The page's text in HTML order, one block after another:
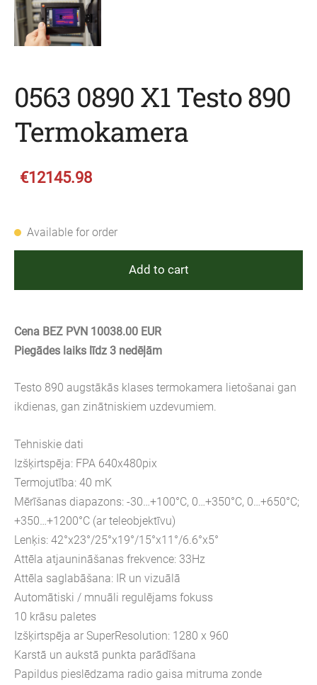
0563 0890 X1 Testo 890
Termokamera
€12145.98
Available for order
Add to cart
Cena BEZ PVN 10038.00 EUR
Piegādes laiks līdz 3 nedēļām
Testo 890 augstākās klases termokamera lietošanai gan
ikdienas, gan zinātniskiem uzdevumiem.
Tehniskie dati
Izšķirtspēja: FPA 640x480pix
Termojutība: 40 mK
Mērīšanas diapazons: -30…+100°C, 0…+350°C, 0…+650°C;
+350…+1200°C (ar teleobjektīvu)
Lenķis: 42°x23°/25°x19°/15°x11°/6.6°x5°
Attēla atjaunināšanas frekvence: 33Hz
Attēla saglabāšana: IR un vizuālā
Automātiski / mnuāli regulējams fokuss
10 krāsu paletes
Izšķirtspēja ar SuperResolution: 1280 x 960
Karstā un aukstā punkta parādīšana
Papildus pieslēdzama radio gaisa mitruma zonde